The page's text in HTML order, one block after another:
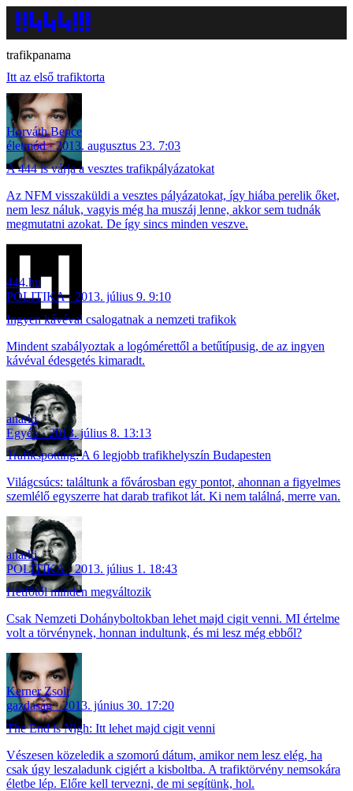
trafikpanama
Itt az első trafiktorta
Horváth Bence
életmód
2013. augusztus 23. 7:03
A 444 is várja a vesztes trafikpályázatokat
Az NFM visszaküldi a vesztes pályázatokat, így hiába perelik őket,
nem lesz náluk, vagyis még ha muszáj lenne, akkor sem tudnák
megmutatni azokat. De így sincs minden veszve.
444.hu
POLITIKA
2013. július 9. 9:10
Ingyen kávéval csalogatnak a nemzeti trafikok
Mindent szabályoztak a logómérettől a betűtípusig, de az ingyen
kávéval édesgetés kimaradt.
anarki
Egyéb
2013. július 8. 13:13
Trafikspotting: A 6 legjobb trafikhelyszín Budapesten
Világcsúcs: találtunk a fővárosban egy pontot, ahonnan a figyelmes
szemlélő egyszerre hat darab trafikot lát. Ki nem találná, merre van.
anarki
POLITIKA
2013. július 1. 18:43
Hétfőtől minden megváltozik
Csak Nemzeti Dohányboltokban lehet majd cigit venni. MI értelme
volt a törvénynek, honnan indultunk, és mi lesz még ebből?
Kerner Zsolt
gazdaság
2013. június 30. 17:20
The End is Nigh: Itt lehet majd cigit venni
Vészesen közeledik a szomorú dátum, amikor nem lesz elég, ha
csak úgy leszaladunk cigiért a kisboltba. A trafiktörvény nemsokára
életbe lép. Előre kell tervezni, de mi segítünk, hol.